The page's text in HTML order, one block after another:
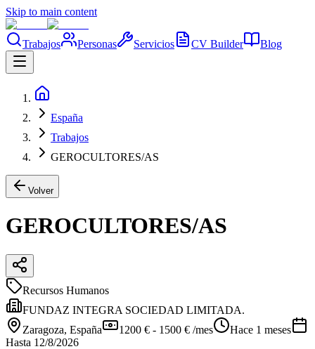
Skip to main content
Trabajos Personas Servicios CV Builder Blog
España
Trabajos
GEROCULTORES/AS
Volver
GEROCULTORES/AS
Recursos Humanos
FUNDAZ INTEGRA SOCIEDAD LIMITADA.
Zaragoza, España 1200 € - 1500 € /mes
Hace 1 meses
Hasta 12/8/2026